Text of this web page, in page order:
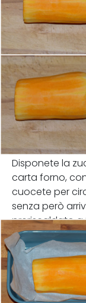
Disponete la
carta forno,
cuocete per
senza però
preriscaldato a